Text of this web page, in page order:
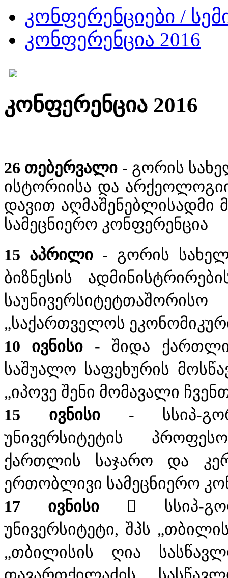
კონფერენციები /
კონფერენცია 2016
კონფერენცია 2016
26 თებერვალი - გორის
ისტორიისა და
დავით აღმაშენებლისადმი
სამეცნიერო კონფერენცია
15 აპრილი - გორის
ბიზნესის
„საქართველოს
10 ივნისი - შიდა
საშუალო საფეხურის
„იპოვე შენი მომავალი
15 ივნისი- სსიპ-
უნივერსიტეტის
ქართლის საჯარო და
ერთობლივი სამეცნიერო
17 ივნისი  სსიპ-
უნივერსიტეტი, შპს
„თბილისის ღია